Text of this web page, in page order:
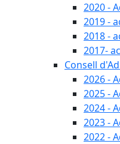
2020 -
2019 -
2018 -
2017-
Consell
2026 -
2025 -
2024 -
2023 -
2022 -